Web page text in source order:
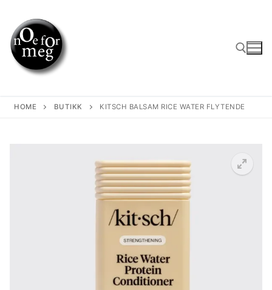
content
HOME BUTIKK KITSCH BALSAM RICE WATER FLYTENDE